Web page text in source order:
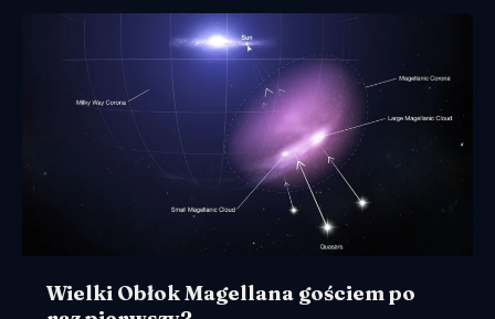
Wielki Obłok Magellana gościem po